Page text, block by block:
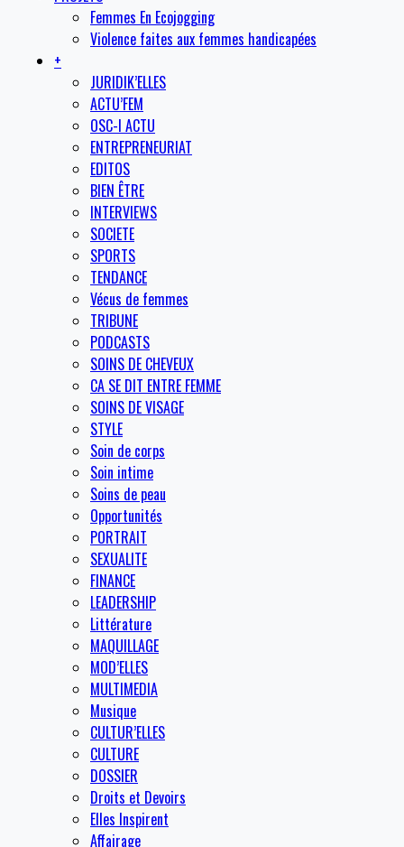
Femmes En Ecojogging
Violence faites aux femmes handicapées
+
JURIDIK’ELLES
ACTU’FEM
OSC-I ACTU
ENTREPRENEURIAT
EDITOS
BIEN ÊTRE
INTERVIEWS
SOCIETE
SPORTS
TENDANCE
Vécus de femmes
TRIBUNE
PODCASTS
SOINS DE CHEVEUX
CA SE DIT ENTRE FEMME
SOINS DE VISAGE
STYLE
Soin de corps
Soin intime
Soins de peau
Opportunités
PORTRAIT
SEXUALITE
FINANCE
LEADERSHIP
Littérature
MAQUILLAGE
MOD’ELLES
MULTIMEDIA
Musique
CULTUR’ELLES
CULTURE
DOSSIER
Droits et Devoirs
Elles Inspirent
Affairage